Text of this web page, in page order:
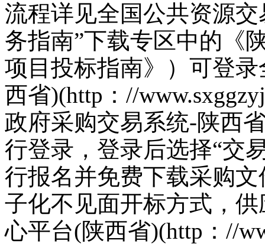
流程详见全国公共资源
务指南”下载专区中的《
项目投标指南》）可登
西省)(http：//
政府采购交易系统-陕西
行登录，登录后选择“交
行报名并免费下载采购
子化不见面开标方式，
心平台(陕西省)(http：//